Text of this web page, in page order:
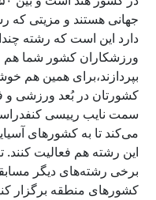
جهانی هستند و مزیتی که
دارد این است که رشته
ورزشکاران کشور شما هم
بپردازند،برای همین هم
کشورتان در بُعد ورزشی و
سمت نایب رییسی
می‌کند تا به کشورهای آسیایی
این رشته هم فعالیت کنند.
برخی رشته‌های دیگر
کشورهای منطقه برگزار